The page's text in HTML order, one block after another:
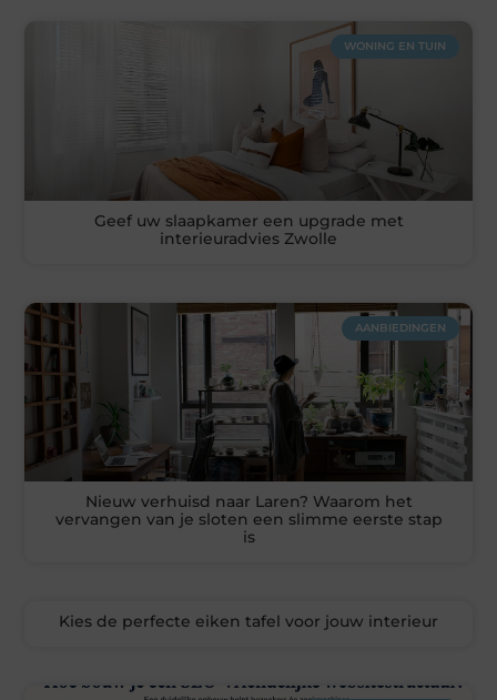
WONING EN TUIN
Geef uw slaapkamer een upgrade met
interieuradvies Zwolle
AANBIEDINGEN
Nieuw verhuisd naar Laren? Waarom het
vervangen van je sloten een slimme eerste stap
is
Kies de perfecte eiken tafel voor jouw interieur